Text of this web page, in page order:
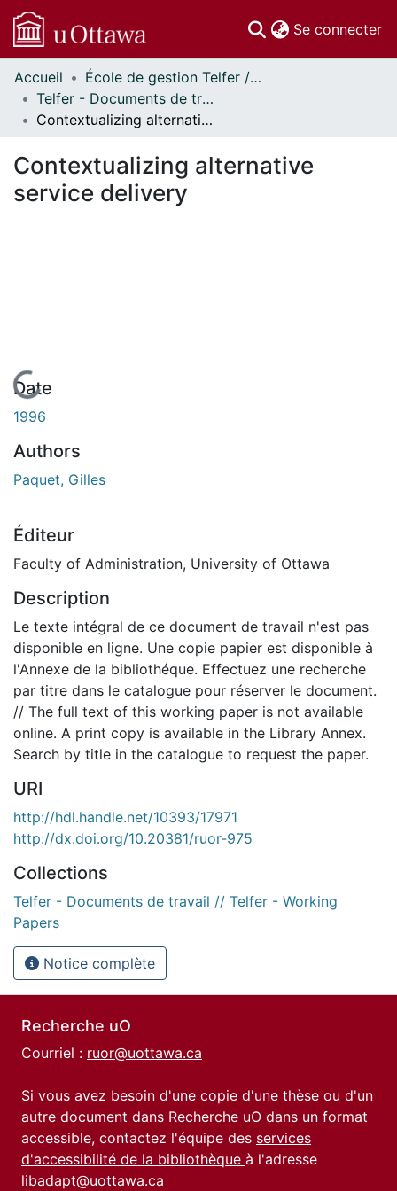
Se connecter
Communautés
et collections
Parcourir
À propos
Accueil
École de gestion Telfer // Telfer School of Management
Telfer - Documents de travail // Telfer - Working Papers
Contextualizing alternative service delivery
Contextualizing alternative
service delivery
En cours de chargement...
Date
1996
Authors
Paquet, Gilles
Éditeur
Faculty of Administration, University of Ottawa
Description
Le texte intégral de ce document de travail n'est pas
disponible en ligne. Une copie papier est disponible à
l'Annexe de la bibliothéque. Effectuez une recherche
par titre dans le catalogue pour réserver le document.
// The full text of this working paper is not available
online. A print copy is available in the Library Annex.
Search by title in the catalogue to request the paper.
URI
http://hdl.handle.net/10393/17971
http://dx.doi.org/10.20381/ruor-975
Collections
Telfer - Documents de travail // Telfer - Working
Papers
Notice complète
Recherche uO
Courriel : ruor@uottawa.ca
Si vous avez besoin d'une copie d'une thèse ou d'un
autre document dans Recherche uO dans un format
accessible, contactez l'équipe des services
d'accessibilité de la bibliothèque à l'adresse
libadapt@uottawa.ca